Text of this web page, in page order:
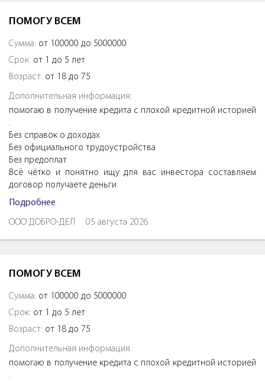
ПОМОГУ ВСЕМ
Сумма: от 100000 до 5000000
Срок: от 1 до 5 лет
Возраст: от 18 до 75
Дополнительная информация:
помогаю в получение кредита с плохой кредитной историей
.
Без справок о доходах
Без официального трудоустройства
Без предоплат
Всё чётко и понятно ищу для вас инвестора составляем
договор получаете деньги
Подробнее
ООО ДОБРО-ДЕЛ 05 августа 2026
ПОМОГУ ВСЕМ
Сумма: от 100000 до 5000000
Срок: от 1 до 5 лет
Возраст: от 18 до 75
Дополнительная информация:
помогаю в получение кредита с плохой кредитной историей
.